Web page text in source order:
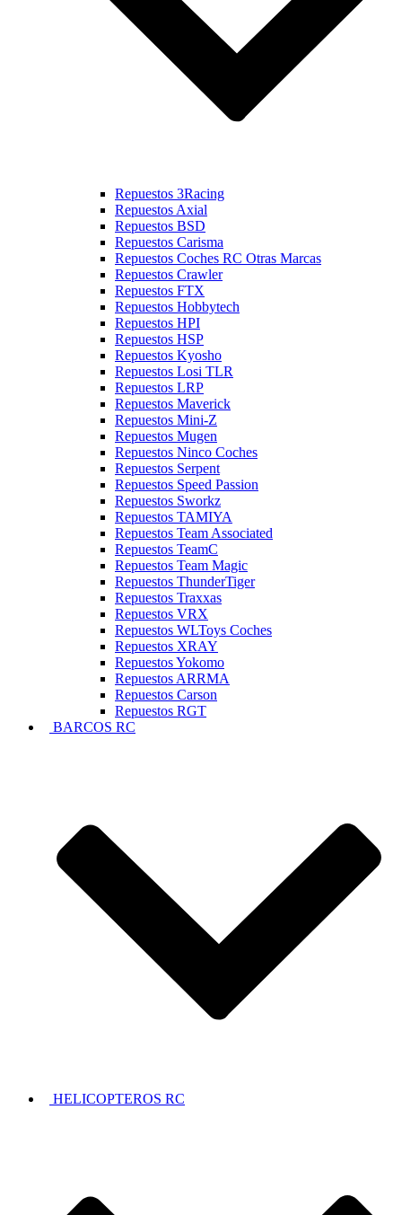
Repuestos 3Racing
Repuestos Axial
Repuestos BSD
Repuestos Carisma
Repuestos Coches RC Otras Marcas
Repuestos Crawler
Repuestos FTX
Repuestos Hobbytech
Repuestos HPI
Repuestos HSP
Repuestos Kyosho
Repuestos Losi TLR
Repuestos LRP
Repuestos Maverick
Repuestos Mini-Z
Repuestos Mugen
Repuestos Ninco Coches
Repuestos Serpent
Repuestos Speed Passion
Repuestos Sworkz
Repuestos TAMIYA
Repuestos Team Associated
Repuestos TeamC
Repuestos Team Magic
Repuestos ThunderTiger
Repuestos Traxxas
Repuestos VRX
Repuestos WLToys Coches
Repuestos XRAY
Repuestos Yokomo
Repuestos ARRMA
Repuestos Carson
Repuestos RGT
BARCOS RC
HELICOPTEROS RC